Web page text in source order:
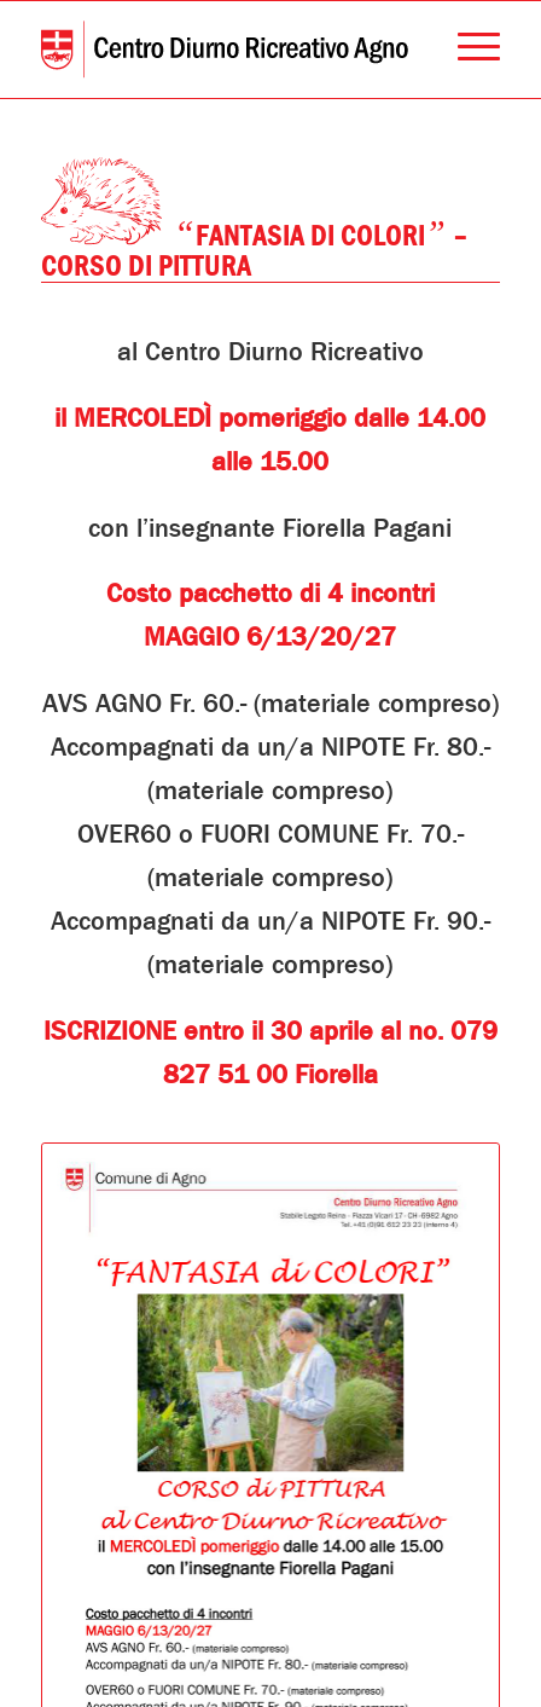
“FANTASIA DI COLORI” –
CORSO DI PITTURA
al Centro Diurno Ricreativo
il MERCOLEDÌ pomeriggio dalle 14.00
alle 15.00
con l’insegnante Fiorella Pagani
Costo pacchetto di 4 incontri
MAGGIO 6/13/20/27
AVS AGNO Fr. 60.- (materiale compreso)
Accompagnati da un/a NIPOTE Fr. 80.-
(materiale compreso)
OVER60 o FUORI COMUNE Fr. 70.-
(materiale compreso)
Accompagnati da un/a NIPOTE Fr. 90.-
(materiale compreso)
ISCRIZIONE entro il 30 aprile al no. 079
827 51 00 Fiorella